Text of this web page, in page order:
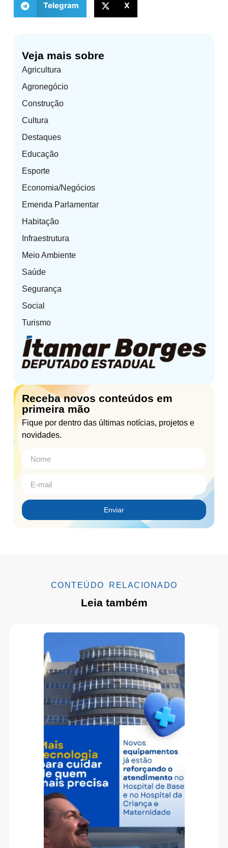
Veja mais sobre
Agricultura
Agronegócio
Construção
Cultura
Destaques
Educação
Esporte
Economia/Negócios
Emenda Parlamentar
Habitação
Infraestrutura
Meio Ambiente
Saúde
Segurança
Social
Turismo
Receba novos conteúdos em
primeira mão
Fique por dentro das últimas notícias, projetos e
novidades.
Enviar
Telegram X
CONTEÚDO RELACIONADO
Leia também